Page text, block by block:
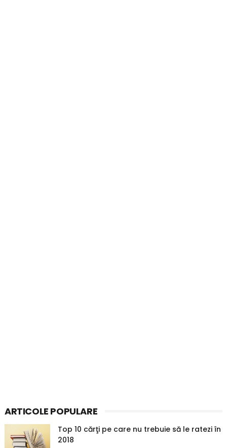
ARTICOLE POPULARE
Top 10 cărţi pe care nu trebuie să le ratezi în
2018